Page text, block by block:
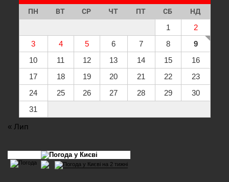
ПН ВТ СР ЧТ ПТ СБ НД
1
2
3
4 5 6 7 8
9
10
11 12 13 14 15
16
17
18 19 20 21 22
23
24
25 26 27 28 29
30
31
« Лип